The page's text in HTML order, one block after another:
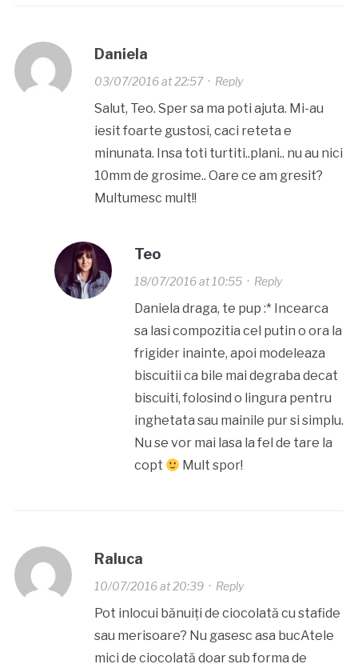
Daniela
03/07/2016 at 22:57· Reply
Salut, Teo. Sper sa ma poti ajuta. Mi-au
iesit foarte gustosi, caci reteta e
minunata. Insa toti turtiti..plani.. nu au nici
10mm de grosime.. Oare ce am gresit?
Multumesc mult!!
Teo
18/07/2016 at 10:55· Reply
Daniela draga, te pup :* Incearca
sa lasi compozitia cel putin o ora la
frigider inainte, apoi modeleaza
biscuitii ca bile mai degraba decat
biscuiti, folosind o lingura pentru
inghetata sau mainile pur si simplu.
Nu se vor mai lasa la fel de tare la
copt
Mult spor!
Raluca
10/07/2016 at 20:39· Reply
Pot inlocui bănuiți de ciocolată cu stafide
sau merisoare? Nu gasesc asa bucAtele
mici de ciocolată doar sub forma de